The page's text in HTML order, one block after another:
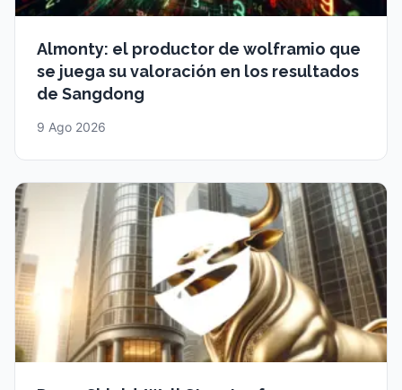
Almonty: el productor de wolframio que
se juega su valoración en los resultados
de Sangdong
9 Ago 2026